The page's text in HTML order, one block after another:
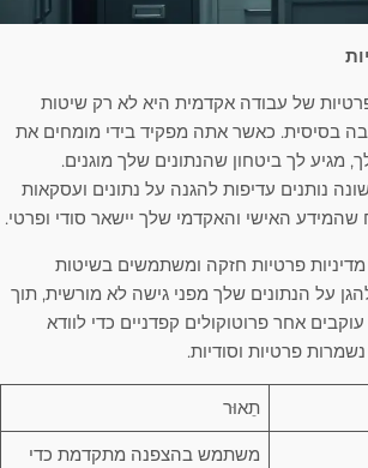
של עבודה אקדמית היא לא רק שיטות
בסיסית. כאשר אתה מפקיד בידי מומחים את
מגיע לך ביטחון שהנתונים שלך מוגנים.
נותנים עדיפות להגנה על נתונים ועסקאות
האישי והאקדמי שלך יישאר סודי ופרטי.
פרטיות חזקה ומשתמשים בשיטות
על הנתונים שלך מפני גישה לא מורשית, תוך
אחר פרוטוקולים קפדניים כדי לוודא
פרטיות וסודיות.
תֵאוּר
משתמש בהצפנה מתקדמת כדי